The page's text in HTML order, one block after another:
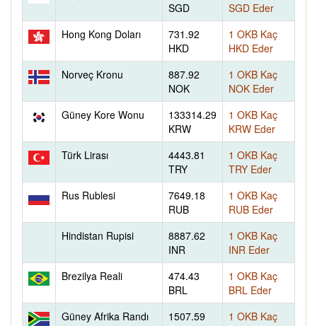
SGD
SGD Eder
Hong Kong Doları
731.92
HKD
1 OKB Kaç
HKD Eder
Norveç Kronu
887.92
NOK
1 OKB Kaç
NOK Eder
Güney Kore Wonu
133314.29
KRW
1 OKB Kaç
KRW Eder
Türk Lirası
4443.81
TRY
1 OKB Kaç
TRY Eder
Rus Rublesi
7649.18
RUB
1 OKB Kaç
RUB Eder
Hindistan Rupisi
8887.62
INR
1 OKB Kaç
INR Eder
Brezilya Reali
474.43
BRL
1 OKB Kaç
BRL Eder
Güney Afrika Randı
1507.59
1 OKB Kaç